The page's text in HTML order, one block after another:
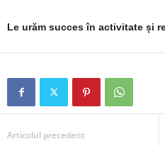
Le urăm succes în activitate și
Articolul precedent